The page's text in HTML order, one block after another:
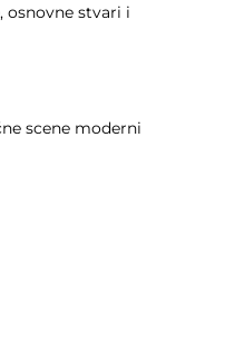
osnovne stvari i
scene moderni